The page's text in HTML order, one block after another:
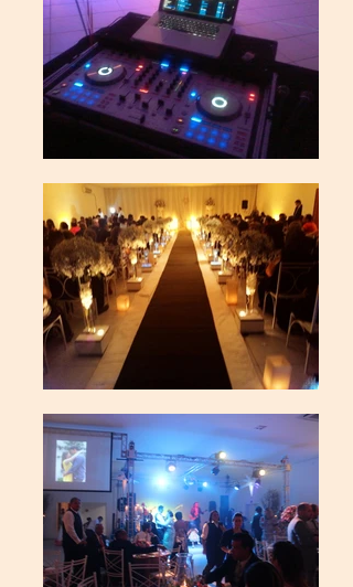
Powered by
InnoTech Apps